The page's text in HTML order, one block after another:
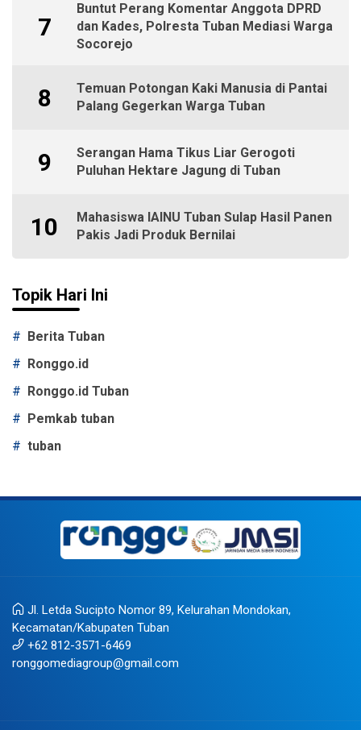
7
Buntut Perang Komentar Anggota DPRD
dan Kades, Polresta Tuban Mediasi Warga
Socorejo
8
Temuan Potongan Kaki Manusia di Pantai
Palang Gegerkan Warga Tuban
9
Serangan Hama Tikus Liar Gerogoti
Puluhan Hektare Jagung di Tuban
10
Mahasiswa IAINU Tuban Sulap Hasil Panen
Pakis Jadi Produk Bernilai
Topik Hari Ini
# Berita Tuban
# Ronggo.id
# Ronggo.id Tuban
# Pemkab tuban
# tuban
Jl. Letda Sucipto Nomor 89, Kelurahan Mondokan,
Kecamatan/Kabupaten Tuban
+62 812-3571-6469
ronggomediagroup@gmail.com